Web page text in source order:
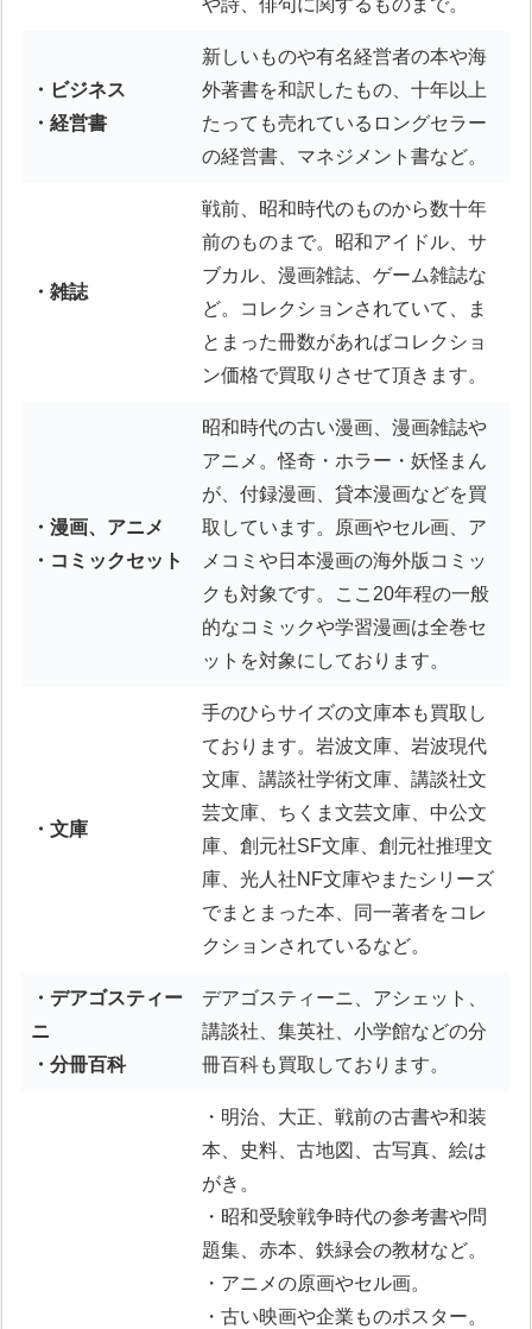
や詩、俳句に関するものまで。
・ビジネス
・経営書
新しいものや有名経営者の本や海
外著書を和訳したもの、十年以上
たっても売れているロングセラー
の経営書、マネジメント書など。
・雑誌
戦前、昭和時代のものから数十年
前のものまで。昭和アイドル、サ
ブカル、漫画雑誌、ゲーム雑誌な
ど。コレクションされていて、ま
とまった冊数があればコレクショ
ン価格で買取りさせて頂きます。
・漫画、アニメ
・コミックセット
昭和時代の古い漫画、漫画雑誌や
アニメ。怪奇・ホラー・妖怪まん
が、付録漫画、貸本漫画などを買
取しています。原画やセル画、ア
メコミや日本漫画の海外版コミッ
クも対象です。ここ20年程の一般
的なコミックや学習漫画は全巻セ
ットを対象にしております。
・文庫
手のひらサイズの文庫本も買取し
ております。岩波文庫、岩波現代
文庫、講談社学術文庫、講談社文
芸文庫、ちくま文芸文庫、中公文
庫、創元社SF文庫、創元社推理文
庫、光人社NF文庫やまたシリーズ
でまとまった本、同一著者をコレ
クションされているなど。
・デアゴスティー
ニ
・分冊百科
デアゴスティーニ、アシェット、
講談社、集英社、小学館などの分
冊百科も買取しております。
・明治、大正、戦前の古書や和装
本、史料、古地図、古写真、絵は
がき。
・昭和受験戦争時代の参考書や問
題集、赤本、鉄緑会の教材など。
・アニメの原画やセル画。
・古い映画や企業ものポスター。